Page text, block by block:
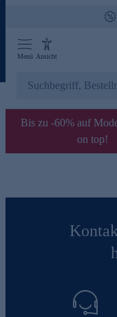
Menü Ansicht
Bis zu -60% auf
on top!